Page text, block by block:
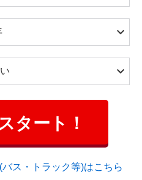
タート！
バス・トラック等)はこちら